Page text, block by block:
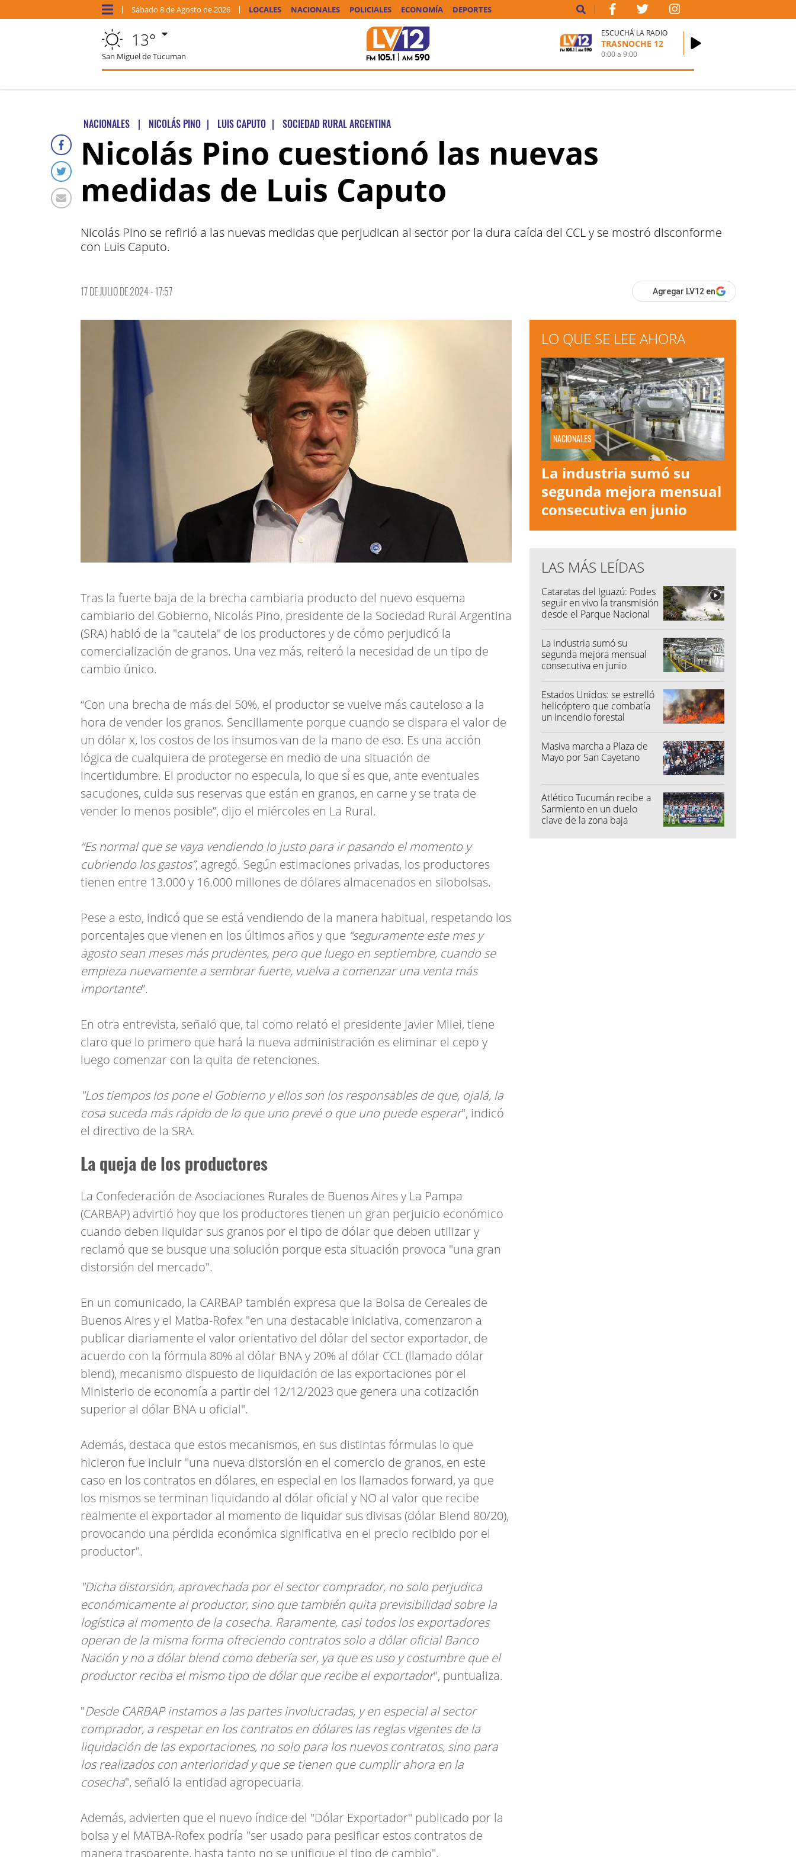
Sábado 8 deAgosto de 2026 LOCALES NACIONALES POLICIALES ECONOMÍA DEPORTES
13°
San Miguel de Tucuman
ESCUCHÁ LA RADIO
TRASNOCHE 12
0:00a9:00
NACIONALES | NICOLÁS PINO | LUIS CAPUTO | SOCIEDAD RURAL ARGENTINA
Nicolás Pino cuestionó las nuevas
medidas de Luis Caputo
Nicolás Pino se refirió a las nuevas medidas que perjudican al sector por la dura caída del CCL y se mostró disconforme
con Luis Caputo.
17 DE JULIO DE 2024 - 17:57 Agregar LV12 en
Tras la fuerte baja de la brecha cambiaria producto del nuevo esquema
cambiario del Gobierno, Nicolás Pino, presidente de la Sociedad Rural Argentina
(SRA) habló de la "cautela" de los productores y de cómo perjudicó la
comercialización de granos. Una vez más, reiteró la necesidad de un tipo de
cambio único.
“Con una brecha de más del 50%, el productor se vuelve más cauteloso a la
hora de vender los granos. Sencillamente porque cuando se dispara el valor de
un dólar x, los costos de los insumos van de la mano de eso. Es una acción
lógica de cualquiera de protegerse en medio de una situación de
incertidumbre. El productor no especula, lo que sí es que, ante eventuales
sacudones, cuida sus reservas que están en granos, en carne y se trata de
vender lo menos posible”, dijo el miércoles en La Rural.
“Es normal que se vaya vendiendo lo justo para ir pasando el momento y
cubriendo los gastos”, agregó. Según estimaciones privadas, los productores
tienen entre 13.000 y 16.000 millones de dólares almacenados en silobolsas.
Pese a esto, indicó que se está vendiendo de la manera habitual, respetando los
porcentajes que vienen en los últimos años y que “seguramente este mes y
agosto sean meses más prudentes, pero que luego en septiembre, cuando se
empieza nuevamente a sembrar fuerte, vuelva a comenzar una venta más
importante”.
En otra entrevista, señaló que, tal como relató el presidente Javier Milei, tiene
claro que lo primero que hará la nueva administración es eliminar el cepo y
luego comenzar con la quita de retenciones.
"Los tiempos los pone el Gobierno y ellos son los responsables de que, ojalá, la
cosa suceda más rápido de lo que uno prevé o que uno puede esperar", indicó
el directivo de la SRA.
La queja de los productores
La Confederación de Asociaciones Rurales de Buenos Aires y La Pampa
(CARBAP) advirtió hoy que los productores tienen un gran perjuicio económico
cuando deben liquidar sus granos por el tipo de dólar que deben utilizar y
reclamó que se busque una solución porque esta situación provoca "una gran
distorsión del mercado".
En un comunicado, la CARBAP también expresa que la Bolsa de Cereales de
Buenos Aires y el Matba-Rofex "en una destacable iniciativa, comenzaron a
publicar diariamente el valor orientativo del dólar del sector exportador, de
acuerdo con la fórmula 80% al dólar BNA y 20% al dólar CCL (llamado dólar
blend), mecanismo dispuesto de liquidación de las exportaciones por el
Ministerio de economía a partir del 12/12/2023 que genera una cotización
superior al dólar BNA u oficial".
Además, destaca que estos mecanismos, en sus distintas fórmulas lo que
hicieron fue incluir "una nueva distorsión en el comercio de granos, en este
caso en los contratos en dólares, en especial en los llamados forward, ya que
los mismos se terminan liquidando al dólar oficial y NO al valor que recibe
realmente el exportador al momento de liquidar sus divisas (dólar Blend 80/20),
provocando una pérdida económica significativa en el precio recibido por el
productor".
"Dicha distorsión, aprovechada por el sector comprador, no solo perjudica
económicamente al productor, sino que también quita previsibilidad sobre la
logística al momento de la cosecha. Raramente, casi todos los exportadores
operan de la misma forma ofreciendo contratos solo a dólar oficial Banco
Nación y no a dólar blend como debería ser, ya que es uso y costumbre que el
productor reciba el mismo tipo de dólar que recibe el exportador", puntualiza.
"Desde CARBAP instamos a las partes involucradas, y en especial al sector
comprador, a respetar en los contratos en dólares las reglas vigentes de la
liquidación de las exportaciones, no solo para los nuevos contratos, sino para
los realizados con anterioridad y que se tienen que cumplir ahora en la
cosecha", señaló la entidad agropecuaria.
Además, advierten que el nuevo índice del "Dólar Exportador" publicado por la
bolsa y el MATBA-Rofex podría "ser usado para pesificar estos contratos de
manera trasparente, hasta tanto no se unifique el tipo de cambio".
LO QUE SE LEE AHORA
NACIONALES
La industria sumó su
segunda mejora mensual
consecutiva en junio
LAS MÁS LEÍDAS
Cataratas del Iguazú: Podes
seguir en vivo la transmisión
desde el Parque Nacional
La industria sumó su
segunda mejora mensual
consecutiva en junio
Estados Unidos: se estrelló
helicóptero que combatía
un incendio forestal
Masiva marcha a Plaza de
Mayo por San Cayetano
Atlético Tucumán recibe a
Sarmiento en un duelo
clave de la zona baja